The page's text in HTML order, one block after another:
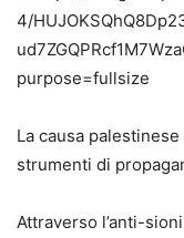
La causa
strumenti di
Attraverso l’anti-